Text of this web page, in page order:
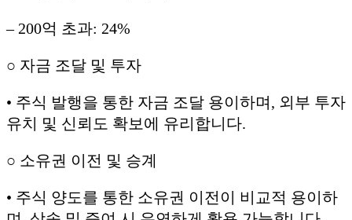
– 200억 초과: 24%
○ 자금 조달 및 투자
• 주식 발행을 통한 자금 조달 용이하며, 외부 투자
유치 및 신뢰도 확보에 유리합니다.
○ 소유권 이전 및 승계
• 주식 양도를 통한 소유권 이전이 비교적 용이하